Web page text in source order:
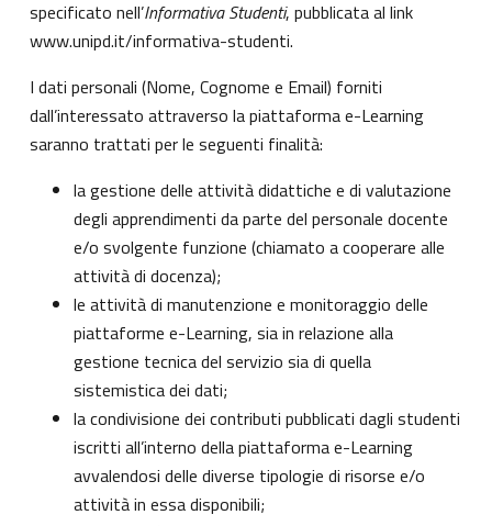
specificato nell’Informativa Studenti, pubblicata al link
www.unipd.it/informativa-studenti.
I dati personali (Nome, Cognome e Email) forniti
dall’interessato attraverso la piattaforma e-Learning
saranno trattati per le seguenti finalità:
la gestione delle attività didattiche e di valutazione
degli apprendimenti da parte del personale docente
e/o svolgente funzione (chiamato a cooperare alle
attività di docenza);
le attività di manutenzione e monitoraggio delle
piattaforme e-Learning, sia in relazione alla
gestione tecnica del servizio sia di quella
sistemistica dei dati;
la condivisione dei contributi pubblicati dagli studenti
iscritti all’interno della piattaforma e-Learning
avvalendosi delle diverse tipologie di risorse e/o
attività in essa disponibili;